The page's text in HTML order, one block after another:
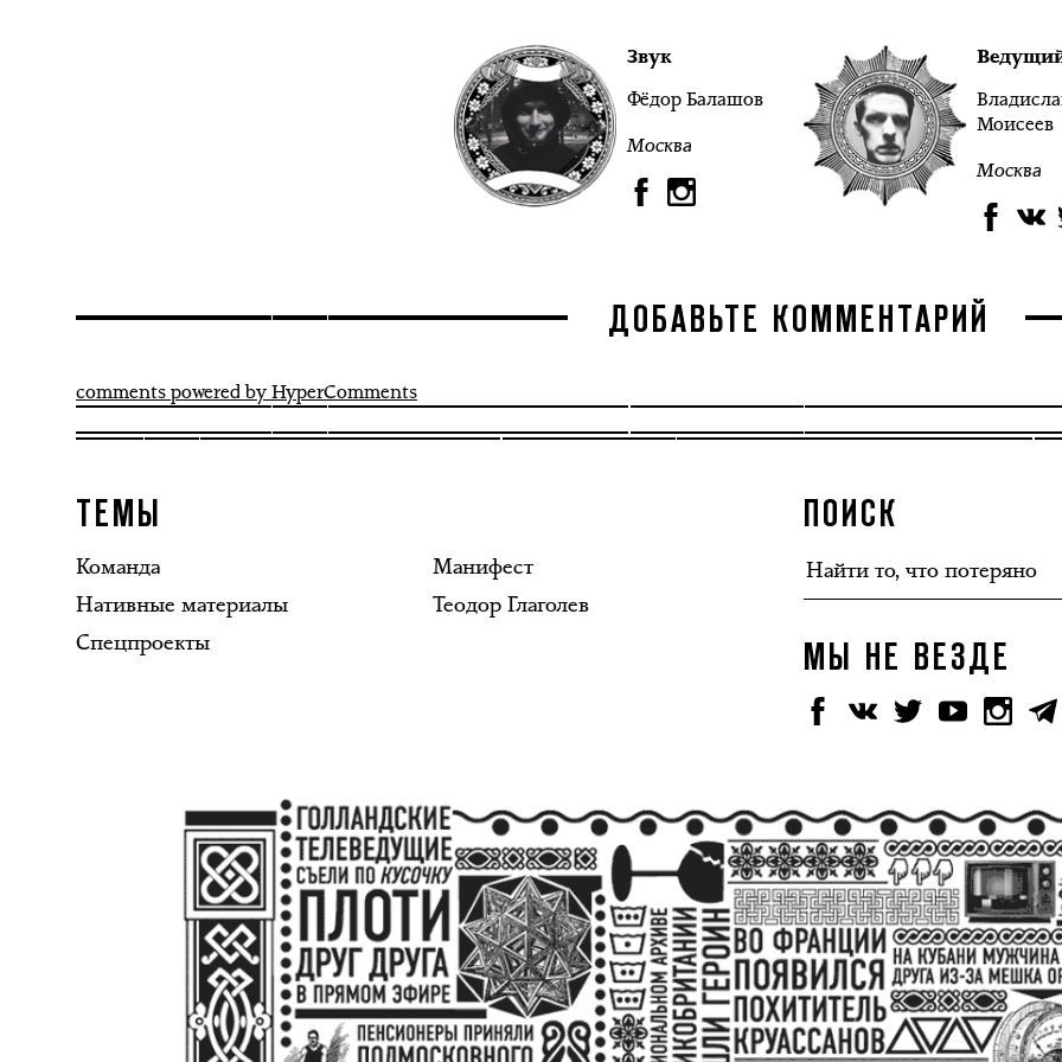
Звук
Фёдор Балашов
Москва
Моисеев
Москва
ДОБАВЬТЕ КОММЕНТАРИЙ
comments powered by HyperComments
ТЕМЫ
Команда
Манифест
Нативные материалы
Теодор Глаголев
Спецпроекты
ПОИСК
МЫ НЕ ВЕЗДЕ